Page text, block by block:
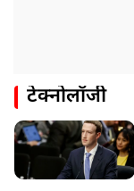
टेक्नोलॉजी